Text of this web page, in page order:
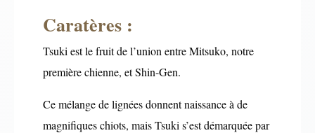
Caratères :
Tsuki est le fruit de l’union entre Mitsuko, notre
première chienne, et Shin-Gen.
Ce mélange de lignées donnent naissance à de
magnifiques chiots, mais Tsuki s’est démarquée par